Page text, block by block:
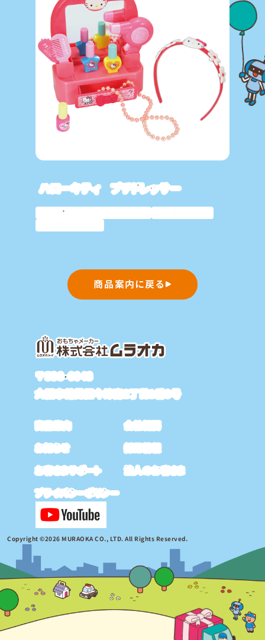
ハローキティ プチドレッサー
サンリオキャラクター
おしゃれ
おままごと
商品案内に戻る
〒538-0043
大阪市鶴見区今津南2丁目1番8号
商品案内
お知らせ
お客さまサポート
プライバシーポリシー
会社概要
法人のお客さま
Copyright ©2026 MURAOKA CO., LTD. All Rights Reserved.